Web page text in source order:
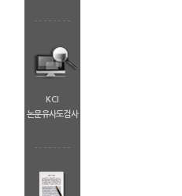
KCI
논문유사도검사